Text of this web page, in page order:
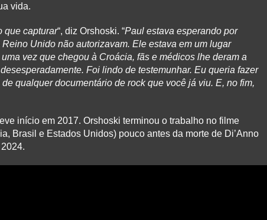
vida.
que capturar“, diz Orshoski. “Paul estava esperando por
Unido não autorizavam. Ele estava em um lugar
vez que chegou à Croácia, fãs e médicos lhe deram a
Foi lindo de testemunhar. Eu queria fazer
qualquer documentário de rock que você já viu. E, no fim,
início em 2017. Orshoski terminou o trabalho no filme
Brasil e Estados Unidos) pouco antes da morte de Di’Anno